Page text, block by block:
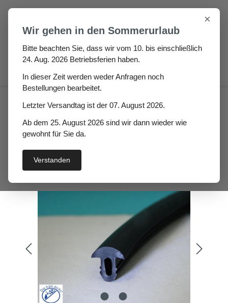
Zum Hauptinhalt springen
Fugen & Spalt
Fugen- & Klemmprofile
Gummi Fugendichtung
Katea
×
Wir gehen in den Sommerurlaub
Bitte beachten Sie, dass wir vom 10. bis einschließlich
24. Aug. 2026 Betriebsferien haben.
In dieser Zeit werden weder Anfragen noch
Bestellungen bearbeitet.
Letzter Versandtag ist der 07. August 2026.
Ab dem 25. August 2026 sind wir dann wieder wie
gewohnt für Sie da.
Verstanden